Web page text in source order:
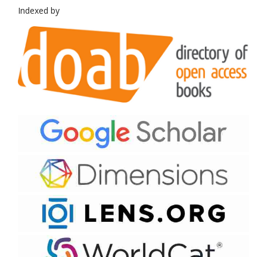
Indexed by